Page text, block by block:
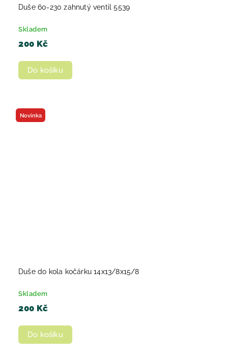
Duše 60-230 zahnutý ventil 5539
Skladem
200 Kč
Do košíku
Novinka
Duše do kola kočárku 14x13/8x15/8
Skladem
200 Kč
Do košíku